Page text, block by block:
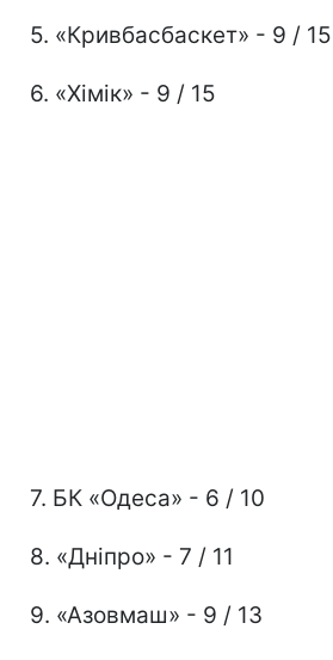
5. «Кривбасбаскет» - 9 / 15
6. «Хімік» - 9 / 15
7. БК «Одеса» - 6 / 10
8. «Дніпро» - 7 / 11
9. «Азовмаш» - 9 / 13